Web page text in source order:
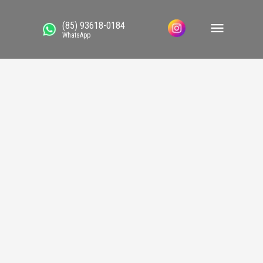
(85) 93618-0184
WhatsApp